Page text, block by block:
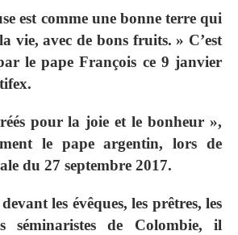
est comme une bonne terre qui
vie, avec de bons fruits. » C’est
le pape François ce 9 janvier
pour la joie et le bonheur »,
le pape argentin, lors de
du 27 septembre 2017.
les évêques, les prêtres, les
séminaristes de Colombie, il